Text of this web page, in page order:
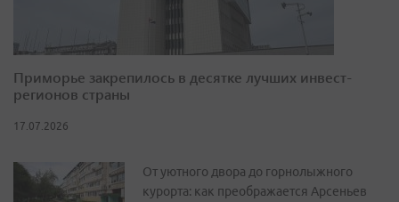
Приморье закрепилось в десятке лучших инвест-
регионов страны
17.07.2026
От уютного двора до горнолыжного
курорта: как преображается Арсеньев